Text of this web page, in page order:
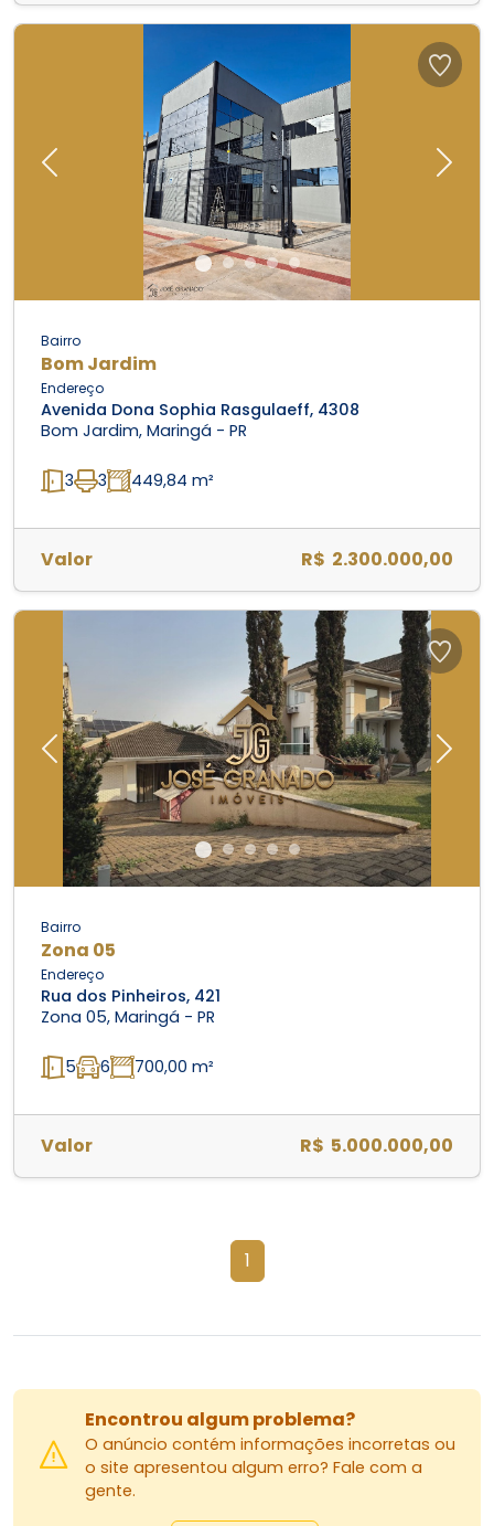
Previous Next
Bairro
Bom Jardim
Endereço
Avenida Dona Sophia Rasgulaeff, 4308
Bom Jardim, Maringá - PR
3 3 449,84 m²
Valor R$ 2.300.000,00
Previous Next
Bairro
Zona 05
Endereço
Rua dos Pinheiros, 421
Zona 05, Maringá - PR
5 6 700,00 m²
Valor R$ 5.000.000,00
1
Encontrou algum problema?
O anúncio contém informações incorretas ou
o site apresentou algum erro? Fale com a
gente.